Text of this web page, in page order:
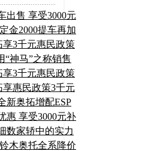
出售 享受3000元
金2000提车再加
3千元惠民政策
“神马”之称销售
3千元惠民政策
惠民政策3千元
新奥拓增配ESP
惠 享受3000元补
数家轿中的实力
木奥托全系降价